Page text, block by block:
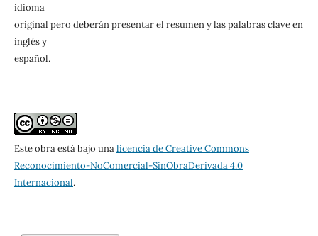
idioma
original pero deberán presentar el resumen y las palabras clave en
inglés y
español.
Este obra está bajo unalicencia de Creative Commons
Reconocimiento-NoComercial-SinObraDerivada 4.0
Internacional.